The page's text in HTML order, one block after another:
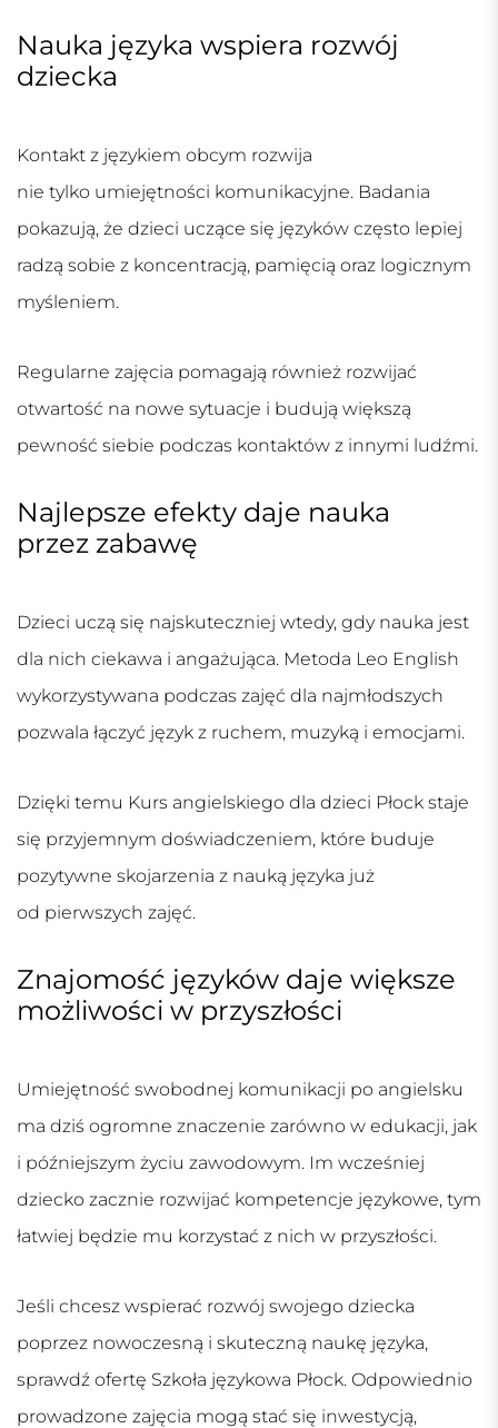
Nauka języka wspiera rozwój
dziecka
Kontakt z językiem obcym rozwija
nie tylko umiejętności komunikacyjne. Badania
pokazują, że dzieci uczące się języków często lepiej
radzą sobie z koncentracją, pamięcią oraz logicznym
myśleniem.
Regularne zajęcia pomagają również rozwijać
otwartość na nowe sytuacje i budują większą
pewność siebie podczas kontaktów z innymi ludźmi.
Najlepsze efekty daje nauka
przez zabawę
Dzieci uczą się najskuteczniej wtedy, gdy nauka jest
dla nich ciekawa i angażująca. Metoda Leo English
wykorzystywana podczas zajęć dla najmłodszych
pozwala łączyć język z ruchem, muzyką i emocjami.
Dzięki temu Kurs angielskiego dla dzieci Płock staje
się przyjemnym doświadczeniem, które buduje
pozytywne skojarzenia z nauką języka już
od pierwszych zajęć.
Znajomość języków daje większe
możliwości w przyszłości
Umiejętność swobodnej komunikacji po angielsku
ma dziś ogromne znaczenie zarówno w edukacji, jak
i późniejszym życiu zawodowym. Im wcześniej
dziecko zacznie rozwijać kompetencje językowe, tym
łatwiej będzie mu korzystać z nich w przyszłości.
Jeśli chcesz wspierać rozwój swojego dziecka
poprzez nowoczesną i skuteczną naukę języka,
sprawdź ofertę Szkoła językowa Płock. Odpowiednio
prowadzone zajęcia mogą stać się inwestycją,